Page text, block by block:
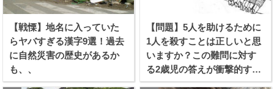
【戦慄】地名に入っていた
らヤバすぎる漢字9選！過去
に自然災害の歴史があるか
も、、
【問題】5人を助けるために
1人を殺すことは正しいと思
いますか？この難問に対す
る2歳児の答えが衝撃的すぎ
る！！